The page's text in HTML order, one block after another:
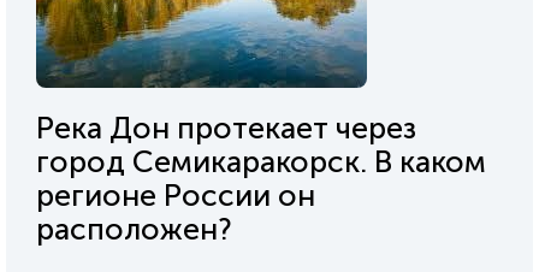
Река Дон протекает через
город Семикаракорск. В каком
регионе России он
расположен?